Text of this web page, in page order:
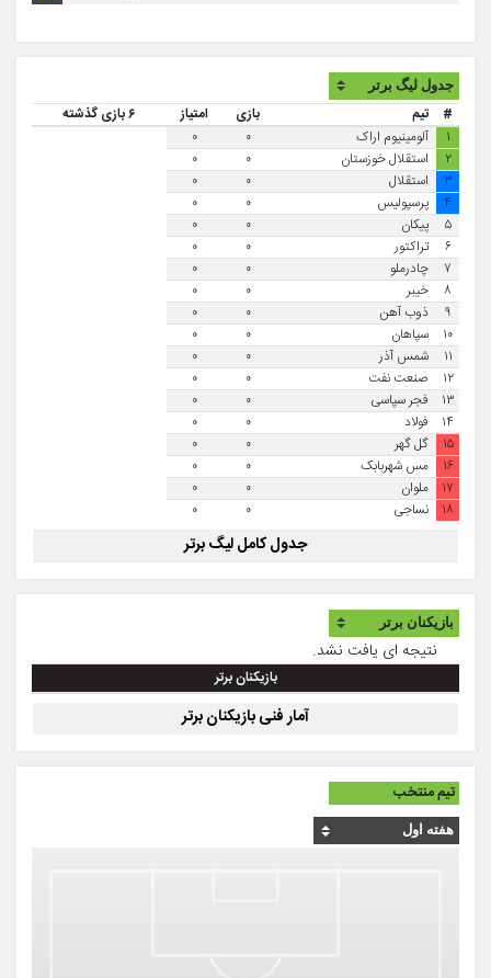
# تیم بازی امتیاز
۶ بازی گذشته
۱
آلومینیوم اراک ۰
۰
۲
استقلال خوزستان ۰
۰
۳
استقلال ۰
۰
۴
پرسپولیس ۰
۰
۵
پیکان ۰
۰
۶
تراکتور ۰
۰
۷
چادرملو ۰
۰
۸
خیبر ۰
۰
۹
ذوب آهن ۰
۰
۱۰
سپاهان ۰
۰
۱۱
شمس آذر ۰
۰
۱۲
صنعت نفت ۰
۰
۱۳
فجر سپاسی ۰
۰
۱۴
فولاد ۰
۰
۱۵
گل گهر ۰
۰
۱۶
مس شهربابک ۰
۰
۱۷
ملوان ۰
۰
۱۸
نساجی ۰ ۰
جدول کامل لیگ برتر
نتیجه ای یافت نشد.
بازیکنان برتر
آمار فنی بازیکنان برتر
تیم منتخب